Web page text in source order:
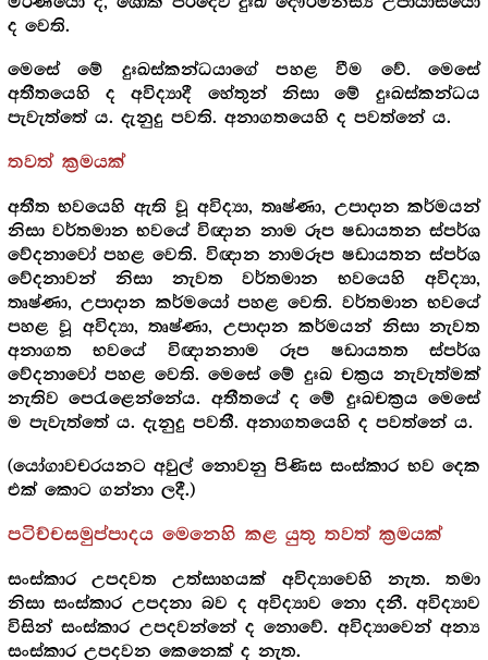
ද වෙති.
මෙසේ මේ දුඃඛස්කන්ධයාගේ පහළ වීම වේ.මෙසේ
අතීතයෙහි ද අවිද්‍යාදී හේතුන් නිසා මේ දුඃඛස්කන්ධය
පැවැත්තේ ය. දැනුදු පවති. අනාගතයෙහි ද පවත්නේ ය.
තවත් ක්‍රමයක්
අතීත භවයෙහි ඇති වූ අවිද්‍යා, තෘෂ්ණා, උපාදාන කර්මයන්
නිසා වර්තමාන භවයේ විඥාන නාම රූප ෂඩායතන ස්පර්ශ
වේදනාවෝ පහළ වෙති. විඥාන නාමරූප ෂඩායතන ස්පර්ශ
වේදනාවන් නිසා නැවත වර්තමාන භවයෙහි අවිද්‍යා,
තෘෂ්ණා,උපාදාන කර්මයෝ පහළ වෙති. වර්තමාන භවයේ
පහළ වූ අවිද්‍යා,තෘෂ්ණා, උපාදාන කර්මයන් නිසා නැවත
අනාගත භවයේ විඥානනාම රූප ෂඩායතත ස්පර්ශ
වේදනාවෝ පහළ වෙති. මෙසේ මේ දුඃඛ චක්‍රය නැවැත්මක්
නැතිව පෙරැළෙන්නේය. අතීතයේ ද මේ දුඃඛචක්‍රය මෙසේ
ම පැවැත්තේ ය. දැනුදු පවතී. අනාගතයෙහි ද පවත්නේ ය.
(යෝගාවචරයනට අවුල් නොවනු පිණිස සංස්කාර භව දෙක
එක් කොට ගන්නා ලදී.)
පටිච්චසමුප්පාදය මෙනෙහි කළ යුතු තවත් ක්‍රමයක්
සංස්කාර උපදවත උත්සාහයක් අවිද්‍යාවෙහි නැත. තමා
නිසා සංස්කාර උපදනා බව ද අවිද්‍යාව නො දනී. අවිද්‍යාව
විසින් සංස්කාර උපදවන්නේ ද නොවේ. අවිද්‍යාවෙන් අන්‍ය
සංස්කාර උපදවන කෙනෙක් ද නැත.